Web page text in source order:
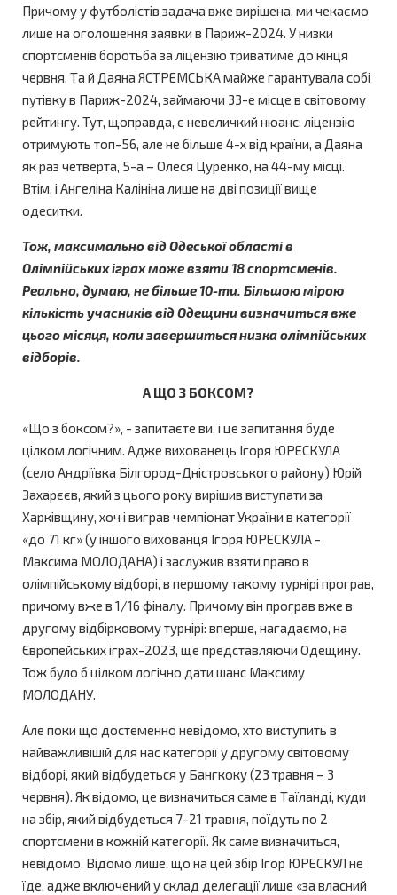
Причому у футболістів задача вже вирішена, ми чекаємо
лише на оголошення заявки в Париж-2024. У низки
спортсменів боротьба за ліцензію триватиме до кінця
червня. Та й Даяна ЯСТРЕМСЬКА майже гарантувала собі
путівку в Париж-2024, займаючи 33-е місце в світовому
рейтингу. Тут, щоправда, є невеличкий нюанс: ліцензію
отримують топ-56, але не більше 4-х від країни, а Даяна
як раз четверта, 5-а – Олеся Цуренко, на 44-му місці.
Втім, і Ангеліна Калініна лише на дві позиції вище
одеситки.
Тож, максимально від Одеської області в
Олімпійських іграх може взяти 18 спортсменів.
Реально, думаю, не більше 10-ти. Більшою мірою
кількість учасників від Одещини визначиться вже
цього місяця, коли завершиться низка олімпійських
відборів.
А ЩО З БОКСОМ?
«Що з боксом?», - запитаєте ви, і це запитання буде
цілком логічним. Адже вихованець Ігоря ЮРЕСКУЛА
(село Андріївка Білгород-Дністровського району) Юрій
Захарєєв, який з цього року вирішив виступати за
Харківщину, хоч і виграв чемпіонат України в категорії
«до 71 кг» (у іншого вихованця Ігоря ЮРЕСКУЛА -
Максима МОЛОДАНА) і заслужив взяти право в
олімпійському відборі, в першому такому турнірі програв,
причому вже в 1/16 фіналу. Причому він програв вже в
другому відбірковому турнірі: вперше, нагадаємо, на
Європейських іграх-2023, ще представляючи Одещину.
Тож було б цілком логічно дати шанс Максиму
МОЛОДАНУ.
Але поки що достеменно невідомо, хто виступить в
найважливішій для нас категорії у другому світовому
відборі, який відбудеться у Бангкоку (23 травня – 3
червня). Як відомо, це визначиться саме в Таїланді, куди
на збір, який відбудеться 7-21 травня, поїдуть по 2
спортсмени в кожній категорії. Як саме визначиться,
невідомо. Відомо лише, що на цей збір Ігор ЮРЕСКУЛ не
їде, адже включений у склад делегації лише «за власний